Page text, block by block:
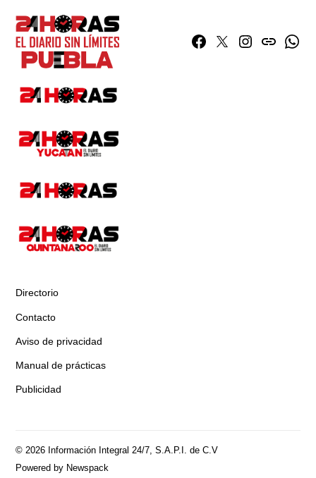
Facebook
TwitterInstagram
issuu
Directorio
Contacto
Aviso de privacidad
Manual de prácticas
Publicidad
© 2026 Información Integral 24/7, S.A.P.I. de C.V
Powered by Newspack